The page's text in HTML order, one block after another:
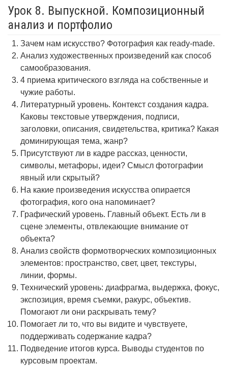
Урок 8. Выпускной. Композиционный
анализ и портфолио
Зачем нам искусство? Фотография как ready-made.
Анализ художественных произведений как способ
самообразования.
4 приема критического взгляда на собственные и
чужие работы.
Литературный уровень. Контекст создания кадра.
Каковы текстовые утверждения, подписи,
заголовки, описания, свидетельства, критика? Какая
доминирующая тема, жанр?
Присутствуют ли в кадре рассказ, ценности,
символы, метафоры, идеи? Смысл фотографии
явный или скрытый?
На какие произведения искусства опирается
фотография, кого она напоминает?
Графический уровень. Главный объект. Есть ли в
сцене элементы, отвлекающие внимание от
объекта?
Анализ свойств формотворческих композиционных
элементов: пространство, свет, цвет, текстуры,
линии, формы.
Технический уровень: диафрагма, выдержка, фокус,
экспозиция, время съемки, ракурс, объектив.
Помогают ли они раскрывать тему?
Помогает ли то, что вы видите и чувствуете,
поддерживать содержание кадра?
Подведение итогов курса. Выводы студентов по
курсовым проектам.